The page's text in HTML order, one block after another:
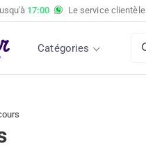
17:00 Le service clientèle
Catégories